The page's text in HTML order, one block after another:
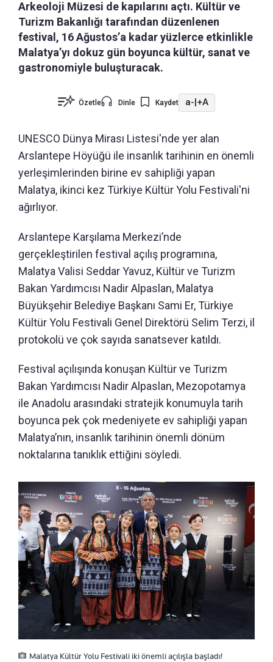
Arkeoloji Müzesi de kapılarını açtı. Kültür ve
Turizm Bakanlığı tarafından düzenlenen
festival, 16 Ağustos’a kadar yüzlerce etkinlikle
Malatya’yı dokuz gün boyunca kültür, sanat ve
gastronomiyle buluşturacak.
Özetle Dinle Kaydet a- +A
UNESCO Dünya Mirası Listesi'nde yer alan
Arslantepe Höyüğü ile insanlık tarihinin en önemli
yerleşimlerinden birine ev sahipliği yapan
Malatya, ikinci kez Türkiye Kültür Yolu Festivali'ni
ağırlıyor.
Arslantepe Karşılama Merkezi’nde
gerçekleştirilen festival açılış programına,
Malatya Valisi Seddar Yavuz, Kültür ve Turizm
Bakan Yardımcısı Nadir Alpaslan, Malatya
Büyükşehir Belediye Başkanı Sami Er, Türkiye
Kültür Yolu Festivali Genel Direktörü Selim Terzi, il
protokolü ve çok sayıda sanatsever katıldı.
Festival açılışında konuşan Kültür ve Turizm
Bakan Yardımcısı Nadir Alpaslan, Mezopotamya
ile Anadolu arasındaki stratejik konumuyla tarih
boyunca pek çok medeniyete ev sahipliği yapan
Malatya’nın, insanlık tarihinin önemli dönüm
noktalarına tanıklık ettiğini söyledi.
Malatya Kültür Yolu Festivali iki önemli açılışla başladı!